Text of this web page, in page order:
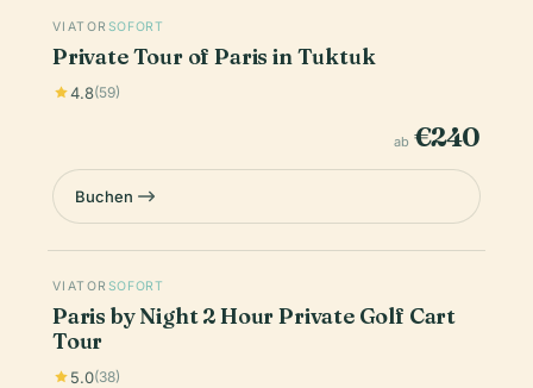
VIATOR SOFORT
Private Tour of Paris in Tuktuk
4.8(59)
ab €240
Buchen
VIATOR SOFORT
Paris by Night 2 Hour Private Golf Cart
Tour
5.0(38)